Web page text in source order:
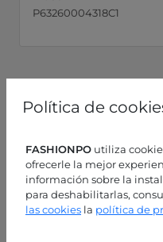
Política de
FASHIONPO utiliza
ofrecerle la mejor
información sobre la
para deshabilitarlas,
las cookies la política de
P63260004318C1